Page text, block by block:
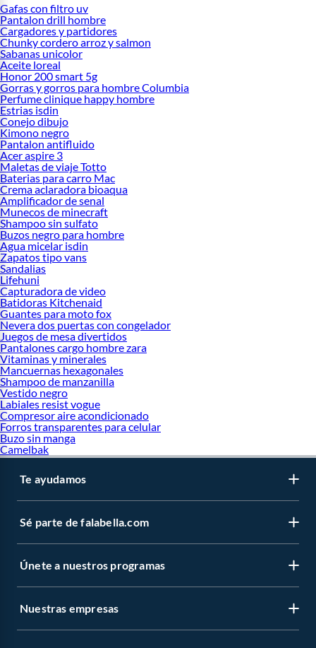
Gafas con filtro uv
Pantalon drill hombre
Cargadores y partidores
Chunky cordero arroz y salmon
Sabanas unicolor
Aceite loreal
Honor 200 smart 5g
Gorras y gorros para hombre Columbia
Perfume clinique happy hombre
Estrias isdin
Conejo dibujo
Kimono negro
Pantalon antifluido
Acer aspire 3
Maletas de viaje Totto
Baterias para carro Mac
Crema aclaradora bioaqua
Amplificador de senal
Munecos de minecraft
Shampoo sin sulfato
Buzos negro para hombre
Agua micelar isdin
Zapatos tipo vans
Sandalias
Lifehuni
Capturadora de video
Batidoras Kitchenaid
Guantes para moto fox
Nevera dos puertas con congelador
Juegos de mesa divertidos
Pantalones cargo hombre zara
Vitaminas y minerales
Mancuernas hexagonales
Shampoo de manzanilla
Vestido negro
Labiales resist vogue
Compresor aire acondicionado
Forros transparentes para celular
Buzo sin manga
Camelbak
Te ayudamos
Sé parte de falabella.com
Únete a nuestros programas
Nuestras empresas